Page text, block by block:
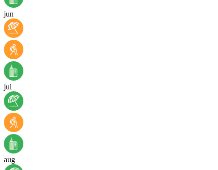
jun
jul
aug